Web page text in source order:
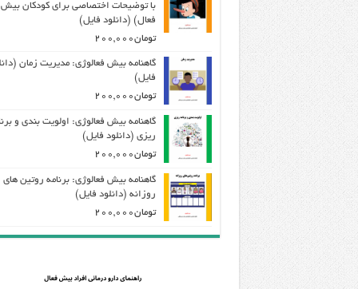
با توضیحات اختصاصی برای کودکان بیش
فعال) (دانلود فایل)
تومان200,000
گاهنامه بیش فعالوژی: مدیریت زمان
فایل)
تومان200,000
گاهنامه بیش فعالوژی: اولویت بندی و
ریزی (دانلود فایل)
تومان200,000
گاهنامه بیش فعالوژی: برنامه روتین های
روزانه (دانلود فایل)
تومان200,000